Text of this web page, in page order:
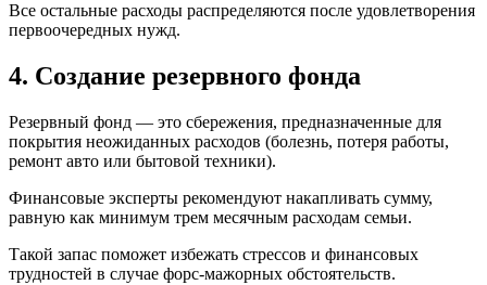
Все остальные расходы распределяются после удовлетворения
первоочередных нужд.
4. Создание резервного фонда
Резервный фонд — это сбережения, предназначенные для
покрытия неожиданных расходов (болезнь, потеря работы,
ремонт авто или бытовой техники).
Финансовые эксперты рекомендуют накапливать сумму,
равную как минимум трем месячным расходам семьи.
Такой запас поможет избежать стрессов и финансовых
трудностей в случае форс-мажорных обстоятельств.